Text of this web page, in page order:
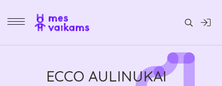
Daiktai
ECCO AULINUKAI